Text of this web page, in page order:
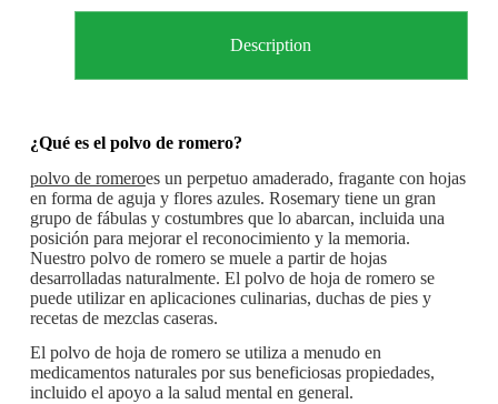
Description
¿Qué es el polvo de romero?
polvo de romeroes un perpetuo amaderado, fragante con hojas
en forma de aguja y flores azules. Rosemary tiene un gran
grupo de fábulas y costumbres que lo abarcan, incluida una
posición para mejorar el reconocimiento y la memoria.
Nuestro polvo de romero se muele a partir de hojas
desarrolladas naturalmente. El polvo de hoja de romero se
puede utilizar en aplicaciones culinarias, duchas de pies y
recetas de mezclas caseras.
El polvo de hoja de romero se utiliza a menudo en
medicamentos naturales por sus beneficiosas propiedades,
incluido el apoyo a la salud mental en general.